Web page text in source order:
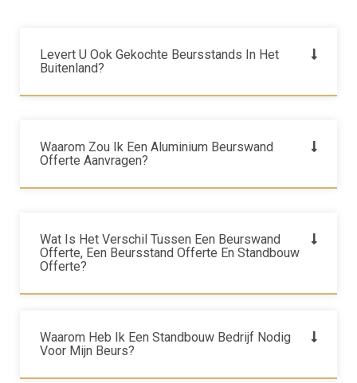
Levert U Ook Gekochte Beursstands In Het
Buitenland?
Waarom Zou Ik Een Aluminium Beurswand
Offerte Aanvragen?
Wat Is Het Verschil Tussen Een Beurswand
Offerte, Een Beursstand Offerte En Standbouw
Offerte?
Waarom Heb Ik Een Standbouw Bedrijf Nodig
Voor Mijn Beurs?